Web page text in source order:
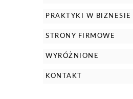
PRAKTYKI W BIZNESIE
STRONY FIRMOWE
WYRÓŻNIONE
KONTAKT